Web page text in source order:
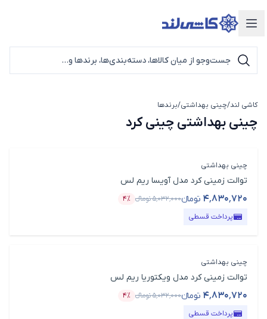
دسته‌بندی محصولات
کاشی لند/چینی بهداشتی/برندها
چینی بهداشتی چینی کرد
چینی بهداشتی
توالت زمینی کرد مدل آویسا ریم لس
۴٬۸۳۰٬۷۲۰ تومانء۵٬۰۳۲٬۰۰۰تومانء
قیمت محصول
۴٪
درصد تخفیف
پرداخت قسطی
چینی بهداشتی
توالت زمینی کرد مدل ویکتوریا ریم لس
۴٬۸۳۰٬۷۲۰ تومانء۵٬۰۳۲٬۰۰۰تومانء
قیمت محصول
۴٪
درصد تخفیف
پرداخت قسطی